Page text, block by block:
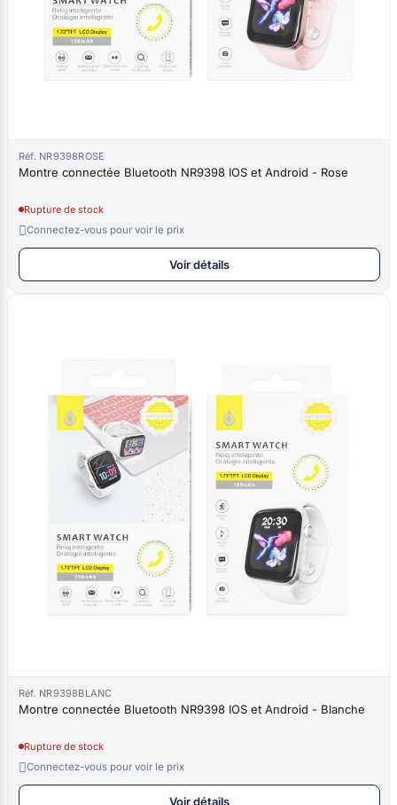
Réf. NR9398ROSE
Montre connectée Bluetooth NR9398 IOS et Android - Rose
Rupture de stock
Connectez-vous pour voir le prix
Voir détails
Réf. NR9398BLANC
Montre connectée Bluetooth NR9398 IOS et Android - Blanche
Rupture de stock
Connectez-vous pour voir le prix
Voir détails